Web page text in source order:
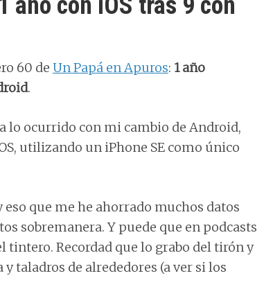
60 de Un Papá en Apuros: 1 año
.
lo ocurrido con mi cambio de Android,
utilizando un iPhone SE como único
eso que me he ahorrado muchos datos
sobremanera. Y puede que en podcasts
tintero. Recordad que lo grabo del tirón y
taladros de alrededores (a ver si los